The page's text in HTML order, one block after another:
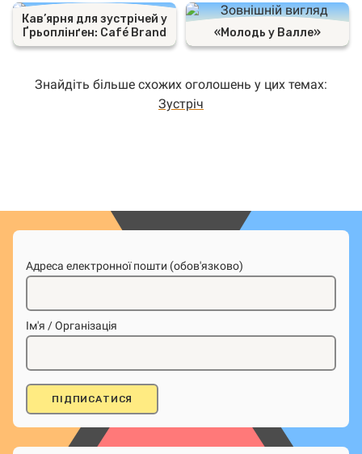
Кав’ярня для зустрічей у
Ґрьоплінґен: Café Brand
«Молодь у Валле»
Знайдіть більше схожих оголошень у цих темах:
Зустріч
Адреса електронної пошти (обов'язково)
Ім'я / Організація